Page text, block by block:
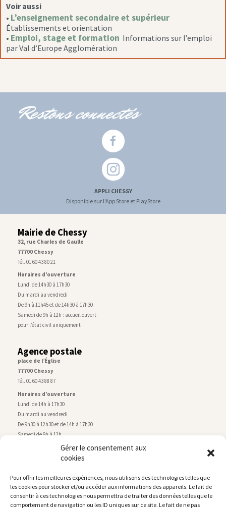
Gérer le consentement aux
cookies
Pour offrir les meilleures expériences, nous utilisons des technologies telles que
les cookies pour stocker et/ou accéder aux informations des appareils. Le fait de
consentir à ces technologies nous permettra de traiter des données telles que le
comportement de navigation ou les ID uniques sur ce site. Le fait de ne pas
Voir aussi
• L’enseignement secondaire et supérieur
Établissements et orientation
• Emploi, stage et formation Informations sur l’emploi
par Val d’Europe Agglomération
Restons connectés
APPLI CHESSY
Disponible sur l'App Store et PlayStore
Mairie de Chessy
32, rue Charles de Gaulle
77700 Chessy
Tél. 01 60 43 80 21
Horaires d’ouverture
Lundi de 14h30 à 17h30
Du mardi au vendredi
De 9h à 11h45 et de 14h30 à 17h30
Samedi de 9h à 12h : accueil ouvert
pour l’état civil uniquement
Agence postale
place de l’Église
77700 Chessy
Tél. 01 60 43 88 87
Horaires d’ouverture
Lundi de 14h à 17h30
Du mardi au vendredi
De 9h30 à 12h30 et de 14h à 17h30
Samedi de 9h à 12h
Service technique
rue de Montry–77700 Chessy
Tél. 01 60 43 52 63
Horaires d’ouverture